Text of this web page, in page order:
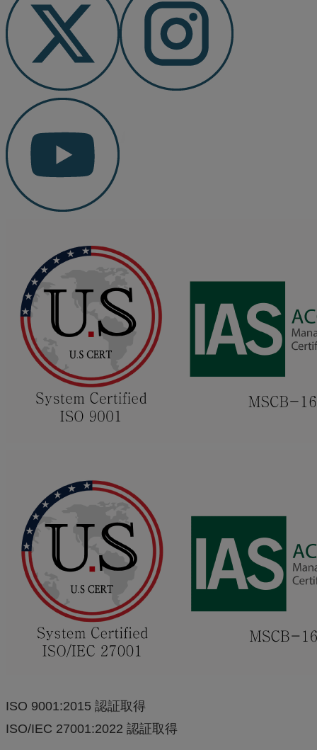
ISO 9001:2015 認証取得
ISO/IEC 27001:2022 認証取得